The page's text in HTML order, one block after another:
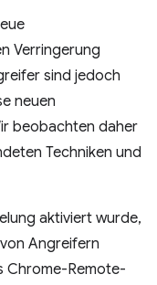
Verringerung
sind jedoch
neuen
beobachten daher
Techniken und
aktiviert wurde,
Angreifern
Chrome-Remote-